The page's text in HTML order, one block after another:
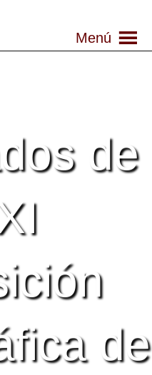
Menú
de
de